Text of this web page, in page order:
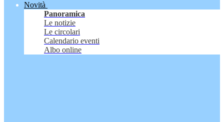
Novità
Panoramica
Le notizie
Le circolari
Calendario eventi
Albo online